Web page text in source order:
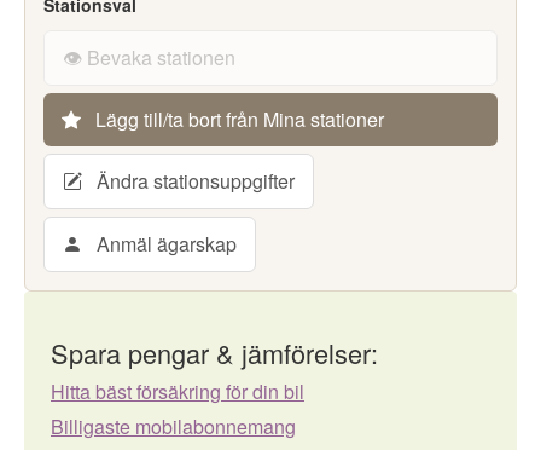
Stationsval
👁️ Bevaka stationen
Lägg till/ta bort från Mina stationer
Ändra stationsuppgifter
Anmäl ägarskap
Spara pengar & jämförelser:
Hitta bäst försäkring för din bil
Billigaste mobilabonnemang